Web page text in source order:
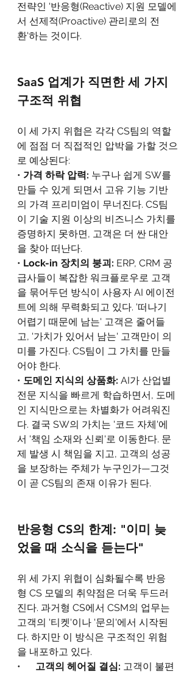
전략인 '반응형(Reactive) 지원 모델에
서 선제적(Proactive) 관리로의 전
환'하는 것이다.
SaaS 업계가 직면한 세 가지
구조적 위협
이 세 가지 위협은 각각 CS팀의 역할
에 점점 더 직접적인 압박을 가할 것으
로 예상된다:
• 가격 하락 압력: 누구나 쉽게 SW를
만들 수 있게 되면서 고유 기능 기반
의 가격 프리미엄이 무너진다. CS팀
이 기술 지원 이상의 비즈니스 가치를
증명하지 못하면, 고객은 더 싼 대안
을 찾아 떠난다.
• Lock-in 장치의 붕괴: ERP, CRM 공
급사들이 복잡한 워크플로우로 고객
을 묶어두던 방식이 사용자 AI 에이전
트에 의해 무력화되고 있다. '떠나기
어렵기 때문에 남는' 고객은 줄어들
고, '가치가 있어서 남는' 고객만이 의
미를 가진다. CS팀이 그 가치를 만들
어야 한다.
• 도메인 지식의 상품화: AI가 산업별
전문 지식을 빠르게 학습하면서, 도메
인 지식만으로는 차별화가 어려워진
다. 결국 SW의 가치는 '코드 자체'에
서 '책임 소재와 신뢰'로 이동한다. 문
제 발생 시 책임을 지고, 고객의 성공
을 보장하는 주체가 누구인가—그것
이 곧 CS팀의 존재 이유가 된다.
반응형 CS의 한계: "이미 늦
었을 때 소식을 듣는다"
위 세 가지 위협이 심화될수록 반응
형 CS 모델의 취약점은 더욱 두드러
진다. 과거형 CS에서 CSM의 업무는
고객의 '티켓'이나 '문의'에서 시작된
다. 하지만 이 방식은 구조적인 위험
을 내포하고 있다.
• 고객의 헤어질 결심: 고객이 불편